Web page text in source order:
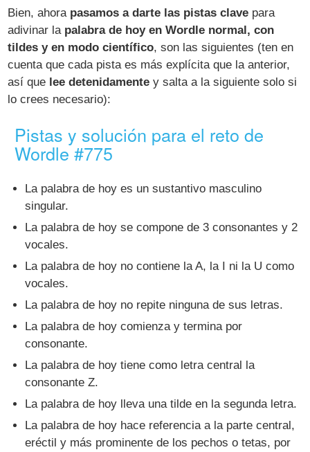
Bien, ahora pasamos a darte las pistas clave para
adivinar la palabra de hoy en Wordle normal, con
tildes y en modo científico, son las siguientes (ten en
cuenta que cada pista es más explícita que la anterior,
así que lee detenidamente y salta a la siguiente solo si
lo crees necesario):
Pistas y solución para el reto de
Wordle #775
La palabra de hoy es un sustantivo masculino
singular.
La palabra de hoy se compone de 3 consonantes y 2
vocales.
La palabra de hoy no contiene la A, la I ni la U como
vocales.
La palabra de hoy no repite ninguna de sus letras.
La palabra de hoy comienza y termina por
consonante.
La palabra de hoy tiene como letra central la
consonante Z.
La palabra de hoy lleva una tilde en la segunda letra.
La palabra de hoy hace referencia a la parte central,
eréctil y más prominente de los pechos o tetas, por